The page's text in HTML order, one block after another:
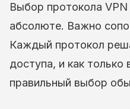
Выбор протокола
абсолюте. Важно
Каждый протокол
доступа, и как
правильный выбор